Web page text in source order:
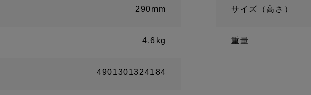
290mm
4.6kg
4901301324184
サイズ（高さ）
重量